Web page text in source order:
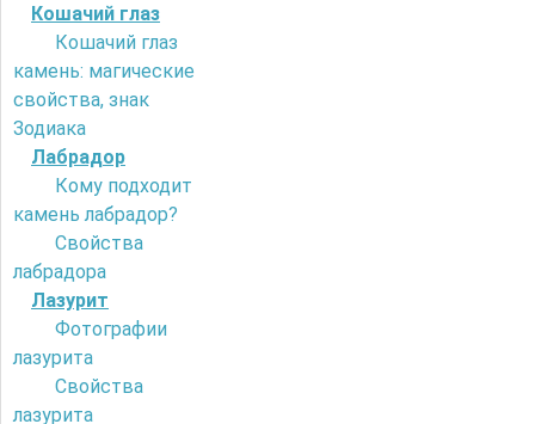
Кошачий глаз
Кошачий глаз
камень: магические
свойства, знак
Зодиака
Лабрадор
Кому подходит
камень лабрадор?
Свойства
лабрадора
Лазурит
Фотографии
лазурита
Свойства
лазурита